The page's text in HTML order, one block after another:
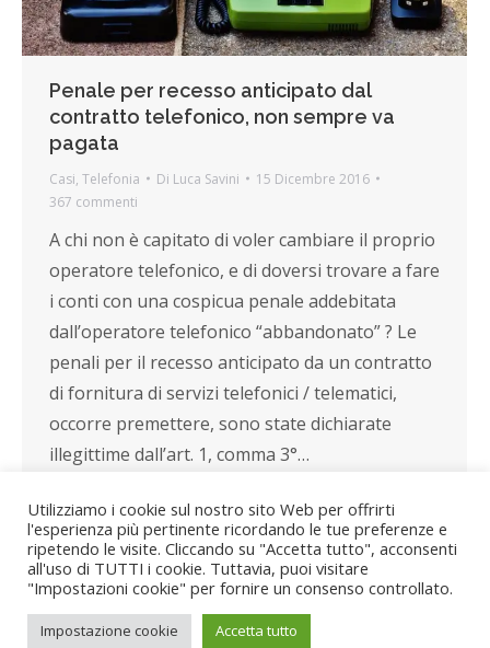
Penale per recesso anticipato dal
contratto telefonico, non sempre va
pagata
Casi, Telefonia Di Luca Savini
15 Dicembre 2016
367 commenti
A chi non è capitato di voler cambiare il proprio
operatore telefonico, e di doversi trovare a fare
i conti con una cospicua penale addebitata
dall’operatore telefonico “abbandonato” ? Le
penali per il recesso anticipato da un contratto
di fornitura di servizi telefonici / telematici,
occorre premettere, sono state dichiarate
illegittime dall’art. 1, comma 3°…
Utilizziamo i cookie sul nostro sito Web per offrirti
l'esperienza più pertinente ricordando le tue preferenze e
ripetendo le visite. Cliccando su "Accetta tutto", acconsenti
all'uso di TUTTI i cookie. Tuttavia, puoi visitare
"Impostazioni cookie" per fornire un consenso controllato.
Impostazione cookie Accetta tutto